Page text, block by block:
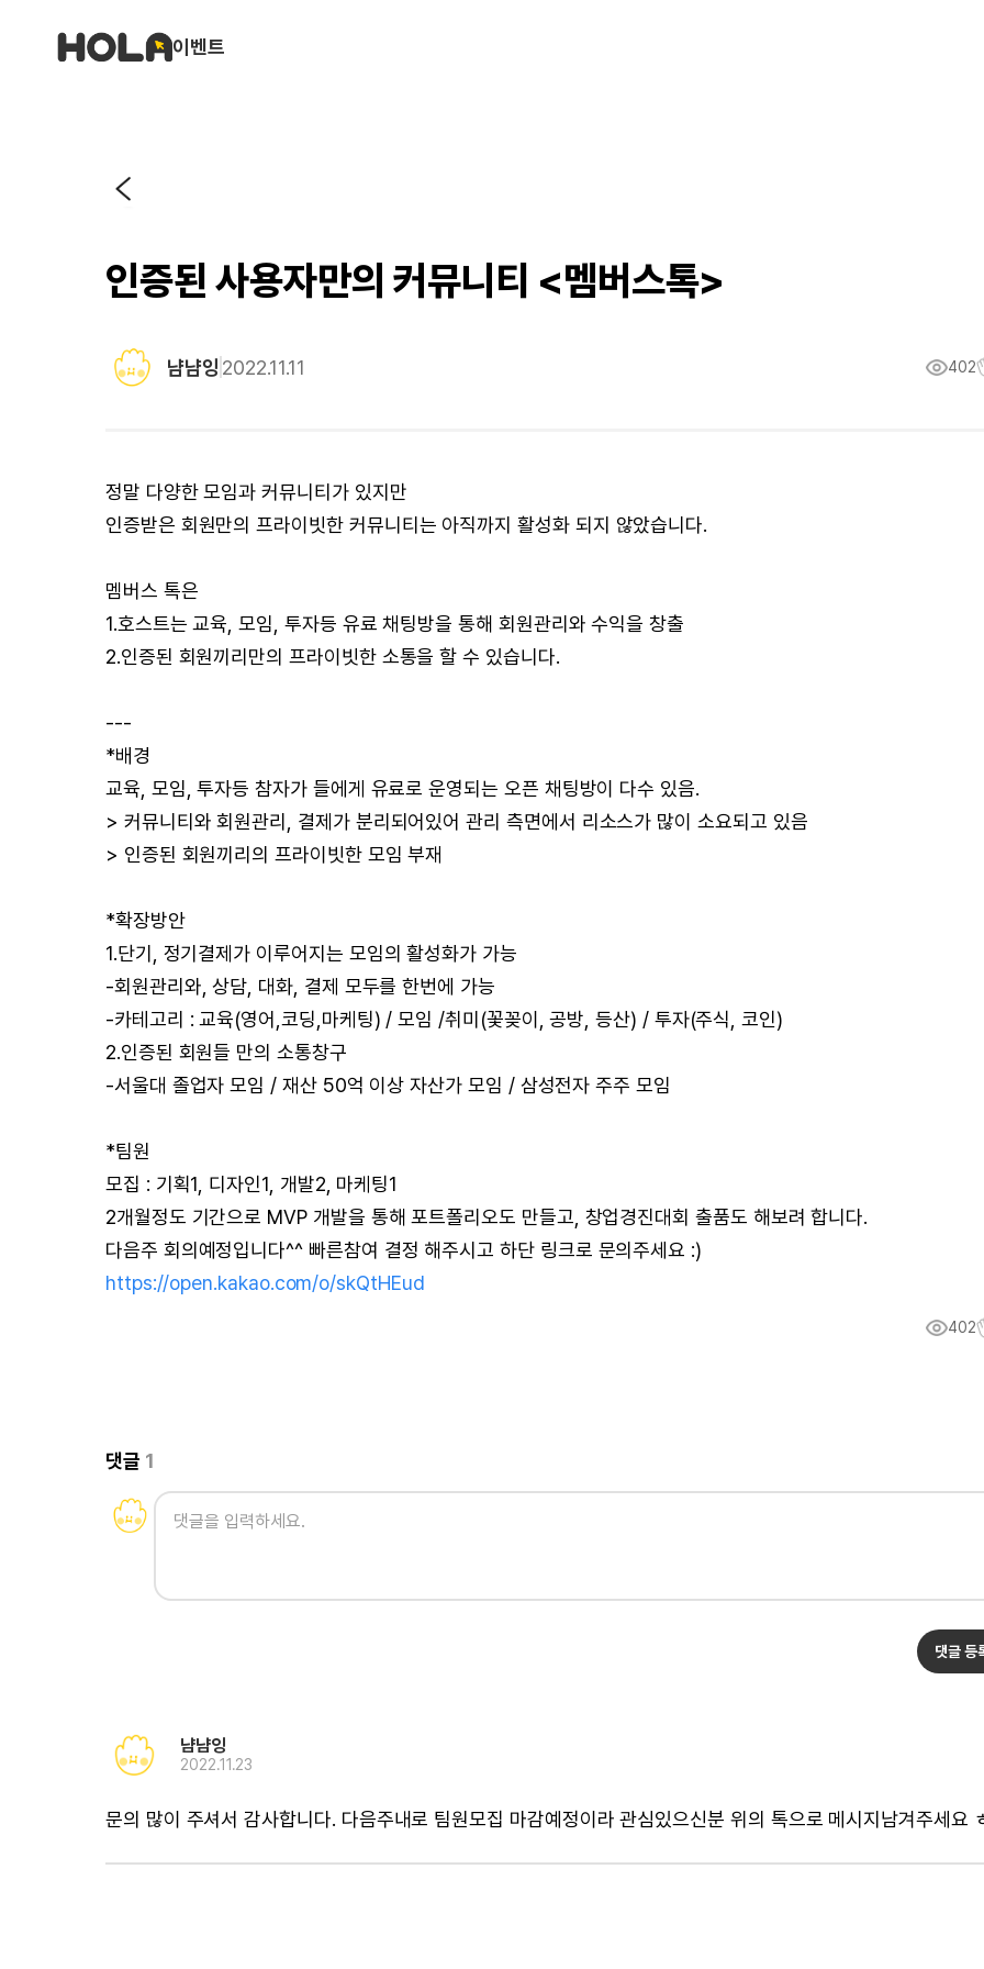
이벤트
인증된 사용자만의 커뮤니티 <멤버스톡>
냠냠잉 2022.11.11 402
정말 다양한 모임과 커뮤니티가 있지만
인증받은 회원만의 프라이빗한 커뮤니티는 아직까지 활성화 되지 않았습니다.
멤버스 톡은
1.호스트는 교육, 모임, 투자등 유료 채팅방을 통해 회원관리와 수익을 창출
2.인증된 회원끼리만의 프라이빗한 소통을 할 수 있습니다.
---
*배경
교육, 모임, 투자등 참자가 들에게 유료로 운영되는 오픈 채팅방이 다수 있음.
> 커뮤니티와 회원관리, 결제가 분리되어있어 관리 측면에서 리소스가 많이 소요되고 있음
> 인증된 회원끼리의 프라이빗한 모임 부재
*확장방안
1.단기, 정기결제가 이루어지는 모임의 활성화가 가능
-회원관리와, 상담, 대화, 결제 모두를 한번에 가능
-카테고리 : 교육(영어,코딩,마케팅) / 모임 /취미(꽃꽂이, 공방, 등산) / 투자(주식, 코인)
2.인증된 회원들 만의 소통창구
-서울대 졸업자 모임 / 재산 50억 이상 자산가 모임 / 삼성전자 주주 모임
*팀원
모집 : 기획1, 디자인1, 개발2, 마케팅1
2개월정도 기간으로 MVP 개발을 통해 포트폴리오도 만들고, 창업경진대회 출품도 해보려 합니다.
다음주 회의예정입니다^^ 빠른참여 결정 해주시고 하단 링크로 문의주세요 :)
https://open.kakao.com/o/skQtHEud
402
댓글 1
댓글 등
냠냠잉
2022.11.23
문의 많이 주셔서 감사합니다. 다음주내로 팀원모집 마감예정이라 관심있으신분 위의 톡으로 메시지남겨주세요